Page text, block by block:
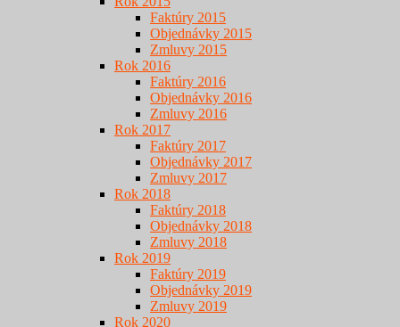
Faktúry 2015
Objednávky 2015
Zmluvy 2015
Rok 2016
Faktúry 2016
Objednávky 2016
Zmluvy 2016
Rok 2017
Faktúry 2017
Objednávky 2017
Zmluvy 2017
Rok 2018
Faktúry 2018
Objednávky 2018
Zmluvy 2018
Rok 2019
Faktúry 2019
Objednávky 2019
Zmluvy 2019
Rok 2020